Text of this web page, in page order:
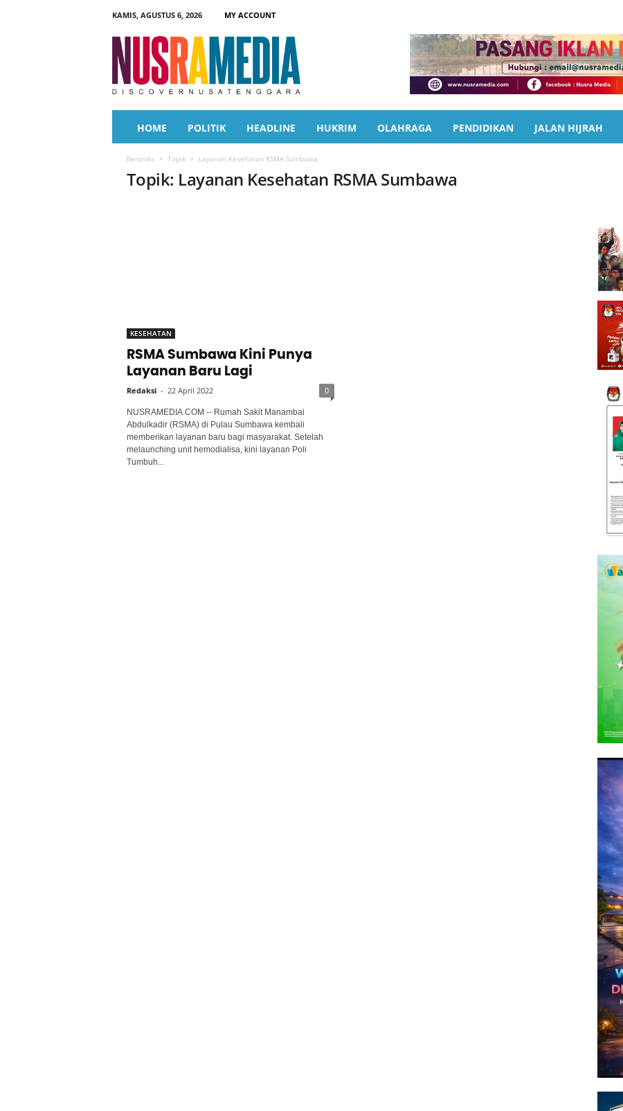
KAMIS, AGUSTUS 6, 2026
MY ACCOUNT
a
HOME POLITIK HEADLINE HUKRIM OLAHRAGA PENDIDIKAN JALAN HIJRAH
Beranda Topik Layanan Kesehatan RSMA Sumbawa
Topik: Layanan Kesehatan RSMA Sumbawa
KESEHATAN
RSMA Sumbawa Kini Punya
Layanan Baru Lagi
Redaksi - 22 April 2022 0
NUSRAMEDIA.COM -- Rumah Sakit Manambai
Abdulkadir (RSMA) di Pulau Sumbawa kembali
memberikan layanan baru bagi masyarakat. Setelah
melaunching unit hemodialisa, kini layanan Poli
Tumbuh...